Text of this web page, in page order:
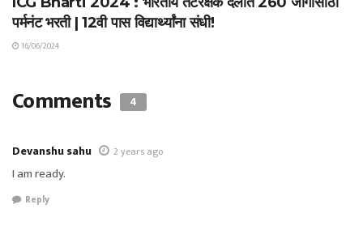
पर्मनंट भरती | 12वी पास विद्यार्थ्यांना संधी!
16/06/2024
Comments 4
Devanshu sahu 2 years ago
I am ready.
Reply